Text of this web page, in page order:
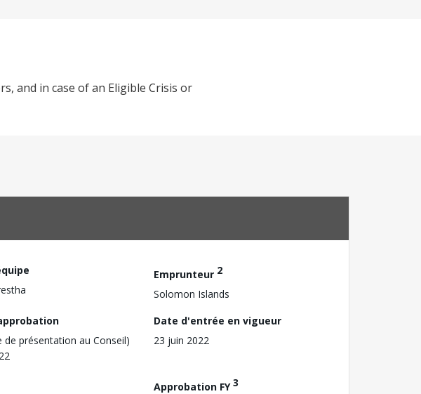
and in case of an Eligible Crisis or
Emprunteur 2
Solomon Islands
de présentation au Conseil)
Date d'entrée en vigueur
23 juin 2022
Approbation FY3